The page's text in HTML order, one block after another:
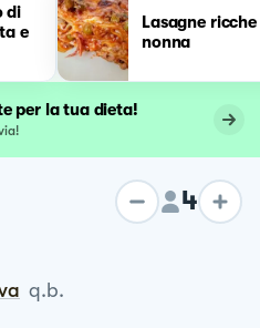
di
e
Lasagne
nonna
per la tua dieta!
4
q.b.